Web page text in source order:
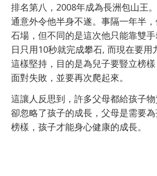
排名第八，2008年成為長洲包山王
通意外令他半身不遂。事隔一年半
石場，但不同的是這次他只能靠雙
日只用10秒就完成攀石, 而現在要用
這樣堅持，目的是為兒子要豎立榜
面對失敗，並要再次爬起來。
這讓人反思到，許多父母都給孩子物
卻忽略了孩子的成長，父母是需要
榜樣，孩子才能身心健康的成長。